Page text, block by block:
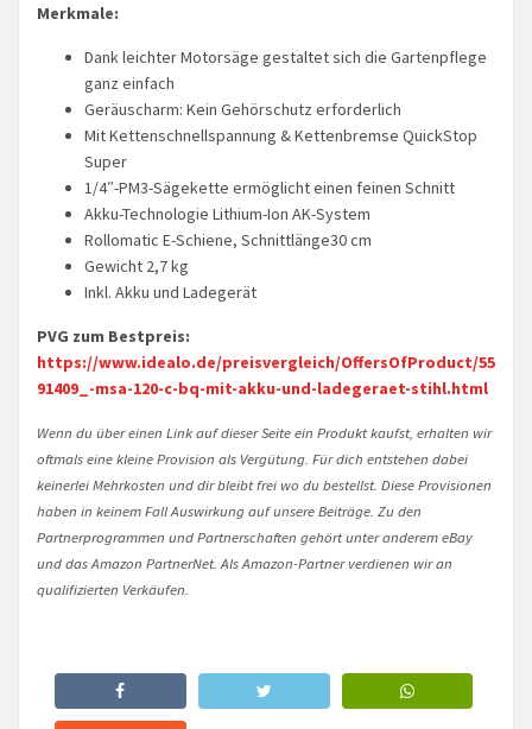
Merkmale:
Dank leichter Motorsäge gestaltet sich die Gartenpflege
ganz einfach
Geräuscharm: Kein Gehörschutz erforderlich
Mit Kettenschnellspannung & Kettenbremse QuickStop
Super
1/4″-PM3-Sägekette ermöglicht einen feinen Schnitt
Akku-Technologie Lithium-Ion AK-System
Rollomatic E-Schiene, Schnittlänge30 cm
Gewicht 2,7 kg
Inkl. Akku und Ladegerät
PVG zum Bestpreis:
https://www.idealo.de/preisvergleich/OffersOfProduct/55
91409_-msa-120-c-bq-mit-akku-und-ladegeraet-stihl.html
Wenn du über einen Link auf dieser Seite ein Produkt kaufst, erhalten wir
oftmals eine kleine Provision als Vergütung. Für dich entstehen dabei
keinerlei Mehrkosten und dir bleibt frei wo du bestellst. Diese Provisionen
haben in keinem Fall Auswirkung auf unsere Beiträge. Zu den
Partnerprogrammen und Partnerschaften gehört unter anderem eBay
und das Amazon PartnerNet. Als Amazon-Partner verdienen wir an
qualifizierten Verkäufen.